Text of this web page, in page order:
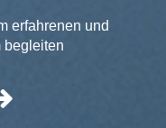
erfahrenen und
begleiten